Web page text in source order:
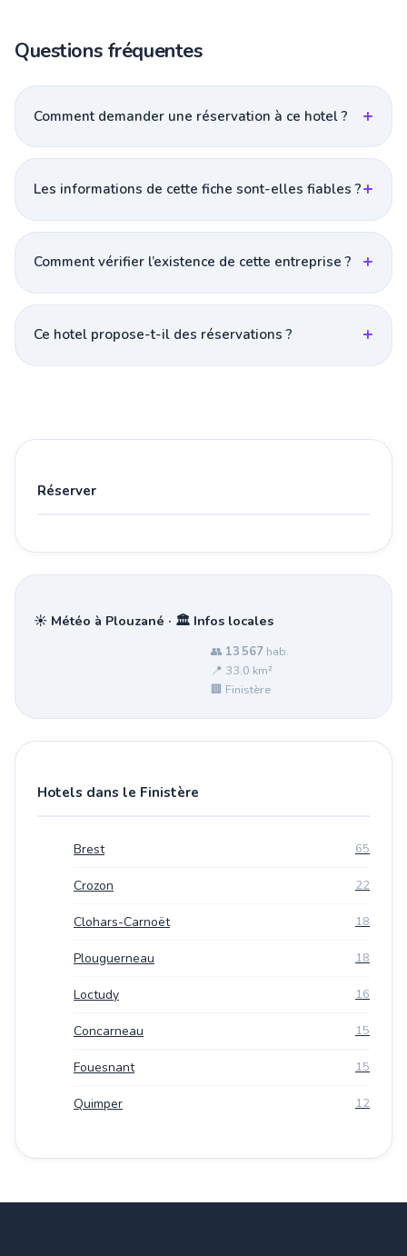
Questions fréquentes
Comment demander une réservation à ce hotel ?
Les informations de cette fiche sont-elles fiables ?
Comment vérifier l’existence de cette entreprise ?
Ce hotel propose-t-il des réservations ?
Réserver
☀️ Météo à Plouzané · 🏛️ Infos locales
👥 13 567 hab.
📍 33.0 km²
🏢 Finistère
Hotels dans le Finistère
Brest 65
Crozon 22
Clohars-Carnoët 18
Plouguerneau 18
Loctudy 16
Concarneau 15
Fouesnant 15
Quimper 12